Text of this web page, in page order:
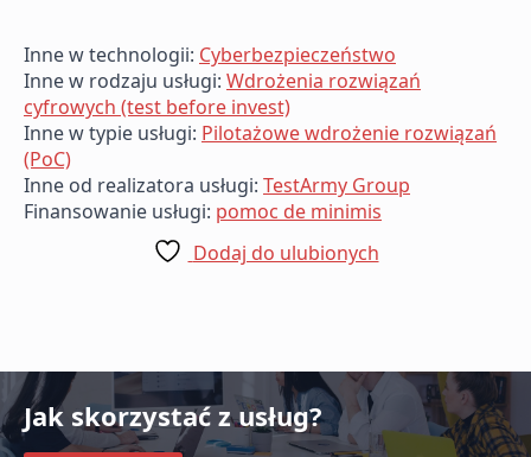
Inne w technologii: Cyberbezpieczeństwo
Inne w rodzaju usługi: Wdrożenia rozwiązań
cyfrowych (test before invest)
Inne w typie usługi: Pilotażowe wdrożenie rozwiązań
(PoC)
Inne od realizatora usługi: TestArmy Group
Finansowanie usługi: pomoc de minimis
Dodaj do ulubionych
Jak skorzystać z usług?